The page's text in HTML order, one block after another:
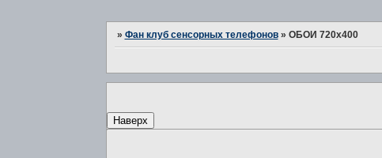
» Фан клуб сенсорных телефонов » ОБОИ 720x400
Наверх